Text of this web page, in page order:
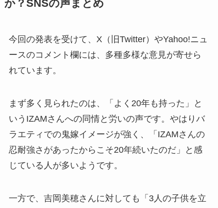
か？SNSの声まとめ
今回の発表を受けて、X（旧Twitter）やYahoo!ニュ
ースのコメント欄には、多種多様な意見が寄せら
れています。
まず多く見られたのは、「よく20年も持った」と
いうIZAMさんへの同情と労いの声です。やはりバ
ラエティでの鬼嫁イメージが強く、「IZAMさんの
忍耐強さがあったからこそ20年続いたのだ」と感
じている人が多いようです。
一方で、吉岡美穂さんに対しても「3人の子供を立